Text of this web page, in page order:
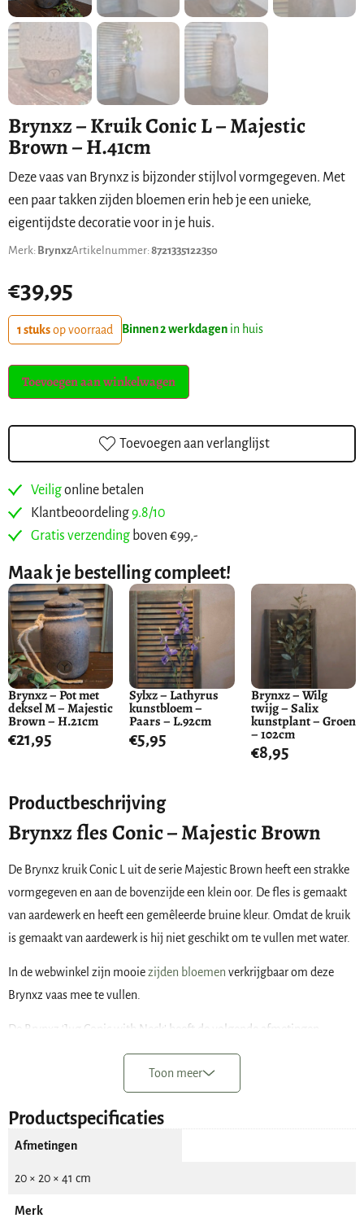
Brynxz – Kruik Conic L – Majestic
Brown – H.41cm
Deze vaas van Brynxz is bijzonder stijlvol vormgegeven. Met
een paar takken zijden bloemen erin heb je een unieke,
eigentijdste decoratie voor in je huis.
Merk: BrynxzArtikelnummer: 8721335122350
€39,95
1 stuksop voorraad Binnen 2 werkdagen in huis
Toevoegen aan winkelwagen
Toevoegen aan verlanglijst
Veiligonline betalen
Klantbeoordeling9.8/10
Gratis verzendingboven €99,-
Productbeschrijving
Brynxz fles Conic – Majestic Brown
De Brynxz kruik Conic L uit de serie Majestic Brown heeft een strakke
vormgegeven en aan de bovenzijde een klein oor. De fles is gemaakt
van aardewerk en heeft een gemêleerde bruine kleur. Omdat de kruik
is gemaakt van aardewerk is hij niet geschikt om te vullen met water.
In de webwinkel zijn mooiezijden bloemen verkrijgbaar om deze
Brynxz vaas mee te vullen.
De Brynxz ‘Jug Conic with Neck’ heeft de volgende afmetingen:
De voet heeft een doorsnede van 14 cm
De opening in de bovenzijde is 6 cm
Op het breedste punt is de kruik 20 cm.
zou dit kunnen afbreken.
Toon meer
Productspecificaties
Afmetingen
20 × 20 × 41 cm
Merk
Maak je bestelling compleet!
Brynxz – Pot met
deksel M – Majestic
Brown – H.21cm
€21,95
Sylxz – Lathyrus
kunstbloem –
Paars – L.92cm
€5,95
Brynxz – Wilg
twijg – Salix
kunstplant – Groen
– 102cm
€8,95